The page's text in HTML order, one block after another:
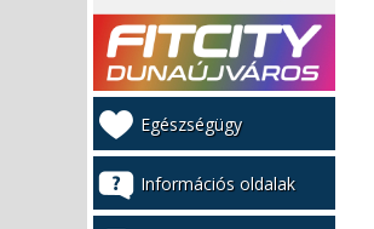
Kiemelt
bal
menü
Egészségügy
Információs oldalak